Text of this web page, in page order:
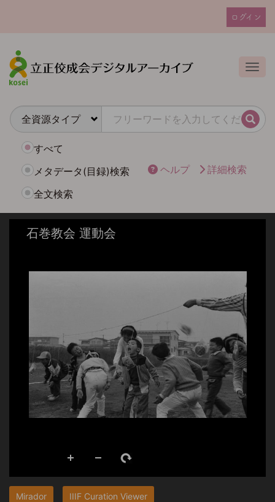
ン
テ
ン
ユ
カ
ウ
ト
ュ
ログイン
検索
すべて
メタデータ(目録)検索
全文検索
ヘルプ 詳細検索
Mirador IIIF Curation Viewer